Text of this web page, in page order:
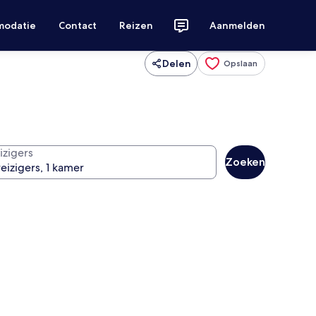
Contact Reizen Aanmelden
Delen Opslaan
Zoeken